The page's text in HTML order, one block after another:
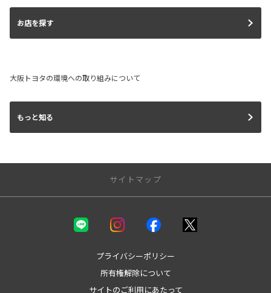
お店を探す
大阪トヨタの環境への取り組みについて
もっと知る
サイトマップ
プライバシーポリシー
所有権解除について
サイトのご利用にあたって